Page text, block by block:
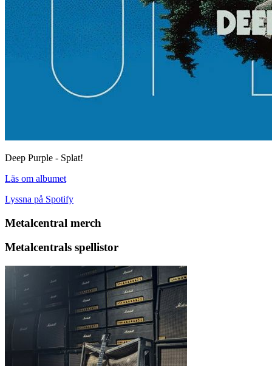
Deep Purple - Splat!
Läs om albumet
Lyssna på Spotify
Metalcentral merch
Metalcentrals spellistor